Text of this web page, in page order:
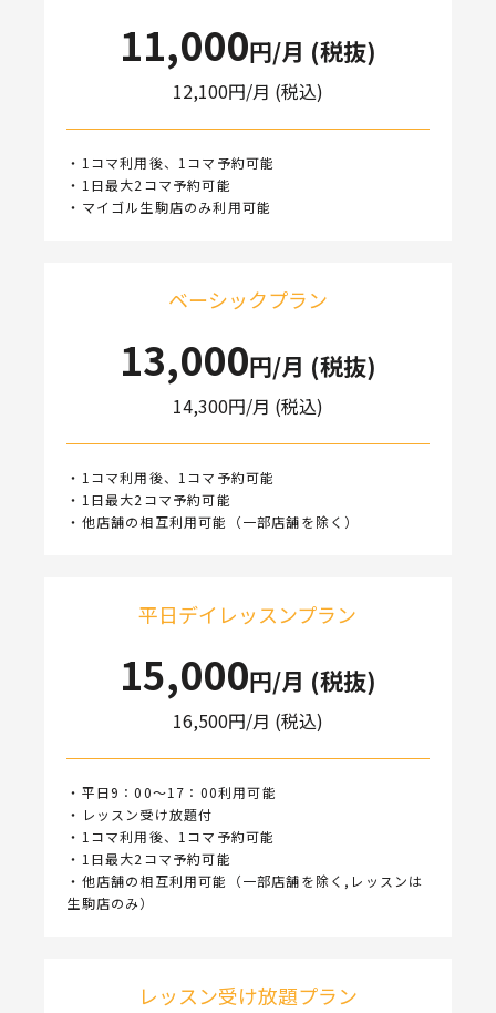
11,000円/月 (税抜)
12,100円/月 (税込)
・1コマ利用後、1コマ予約可能
・1日最大2コマ予約可能
・マイゴル生駒店のみ利用可能
ベーシックプラン
13,000円/月 (税抜)
14,300円/月 (税込)
・1コマ利用後、1コマ予約可能
・1日最大2コマ予約可能
・他店舗の相互利用可能（一部店舗を除く）
平日デイレッスンプラン
15,000円/月 (税抜)
16,500円/月 (税込)
・平日9：00～17：00利用可能
・レッスン受け放題付
・1コマ利用後、1コマ予約可能
・1日最大2コマ予約可能
・他店舗の相互利用可能（一部店舗を除く,レッスンは
生駒店のみ）
レッスン受け放題プラン